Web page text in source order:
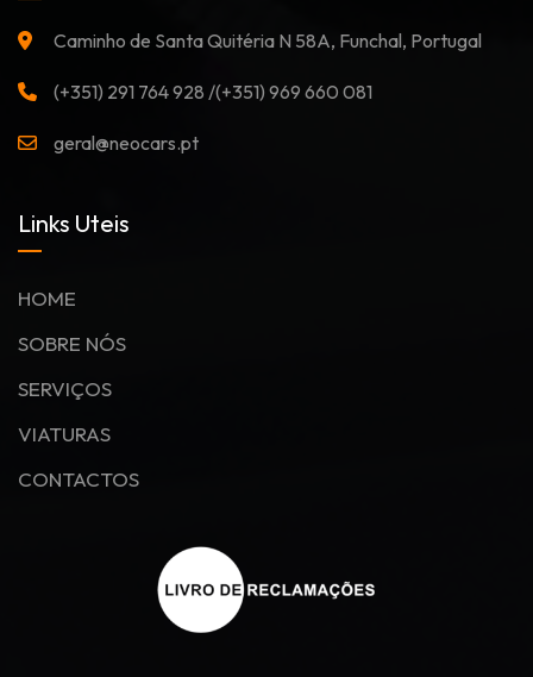
Caminho de Santa Quitéria N 58A, Funchal, Portugal
(+351) 291 764 928 /(+351) 969 660 081
geral@neocars.pt
Links Uteis
HOME
SOBRE NÓS
SERVIÇOS
VIATURAS
CONTACTOS